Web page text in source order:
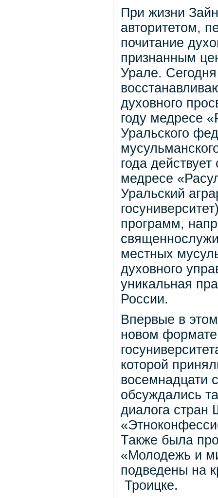
При жизни
авторитетом,
почитание
признанным
Урале.
духовного
году медресе
Уральского
года
медресе
Уральский
программ,
местных
духовного
уникальная
России.
Впервые в
новом
которой
восемнадцати
обсуждались
диалога
Также была
«Молодежь и
подведены на
Троицке.